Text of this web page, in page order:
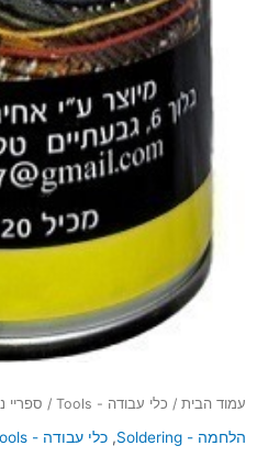
עמוד הבית / כלי עבודה - Tools / ספריי
הלחמה - Soldering , כלי עבודה - Tools